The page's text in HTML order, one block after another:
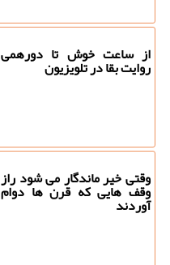
از ساعت خوش تا دورهمی
روایت بقا در تلویزیون
وقتی خیر ماندگار می شود راز
وقف هایی که قرن ها دوام
آوردند